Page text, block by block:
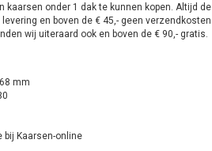
kaarsen onder 1 dak te kunnen kopen. Altijd de
en boven de € 45,- geen verzendkosten
wij uiteraard ook en boven de € 90,- gratis.
mm
bij Kaarsen-online